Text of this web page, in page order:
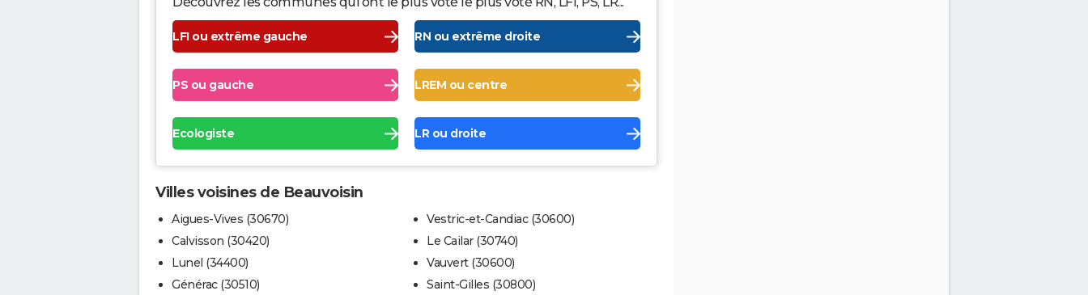
LFI ou extrême gauche RN ou extrême droite
PS ou gauche LREM ou centre
Ecologiste LR ou droite
Villes voisines de Beauvoisin
Aigues-Vives (30670)
Calvisson (30420)
Lunel (34400)
Générac (30510)
Vestric-et-Candiac (30600)
Le Cailar (30740)
Vauvert (30600)
Saint-Gilles (30800)